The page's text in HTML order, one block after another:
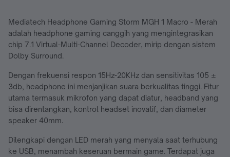
Mediatech Headphone Gaming Storm MGH 1 Macro - Merah
adalah headphone gaming canggih yang mengintegrasikan
chip 7.1 Virtual-Multi-Channel Decoder, mirip dengan sistem
Dolby Surround.
Dengan frekuensi respon 15Hz-20KHz dan sensitivitas 105 ±
3db, headphone ini menjanjikan suara berkualitas tinggi. Fitur
utama termasuk mikrofon yang dapat diatur, headband yang
bisa direntangkan, kontrol headset inovatif, dan diameter
speaker 40mm.
Dilengkapi dengan LED merah yang menyala saat terhubung
ke USB, menambah keseruan bermain game. Terdapat juga